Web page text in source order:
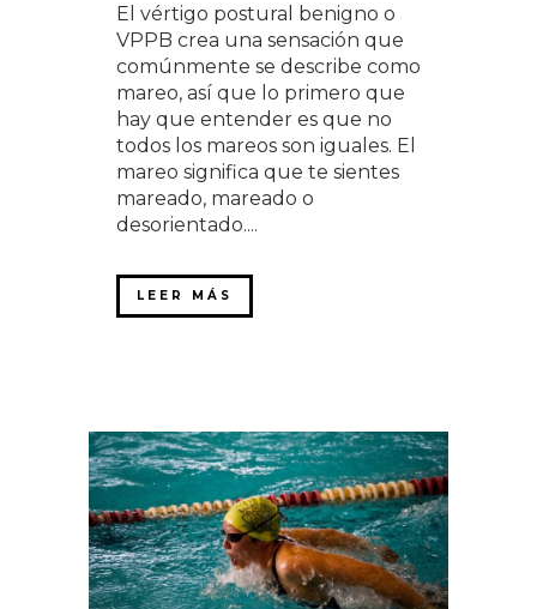
El vértigo postural benigno o
VPPB crea una sensación que
comúnmente se describe como
mareo, así que lo primero que
hay que entender es que no
todos los mareos son iguales. El
mareo significa que te sientes
mareado, mareado o
desorientado....
LEER MÁS